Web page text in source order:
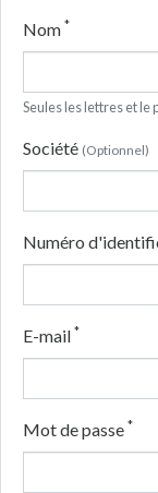
Nom *
Seules les lettres et le
Société (Optionnel)
Numéro
E-mail *
Mot de passe *